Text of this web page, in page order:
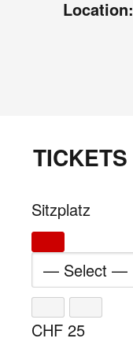
Location:
TICKETS
Sitzplatz
CHF 25